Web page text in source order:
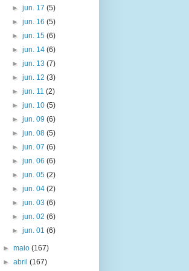
► jun. 17 (5)
► jun. 16 (5)
► jun. 15 (6)
► jun. 14 (6)
► jun. 13 (7)
► jun. 12 (3)
► jun. 11 (2)
► jun. 10 (5)
► jun. 09 (6)
► jun. 08 (5)
► jun. 07 (6)
► jun. 06 (6)
► jun. 05 (2)
► jun. 04 (2)
► jun. 03 (6)
► jun. 02 (6)
► jun. 01 (6)
►maio(167)
►abril(167)